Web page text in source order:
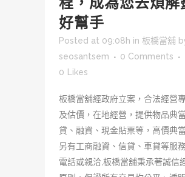
好幫手
Posted at 09:08h in 板橋當舖
seosantsem
0 Comments
0 Likes
板橋當舖經政府立案，合法經營
及估價，在地經營，提供物品典
貸、融資、現金貼票等，高價典
另有工商融資、信貸、車貸等服
電話或親洽,板橋當舖秉承著誠信